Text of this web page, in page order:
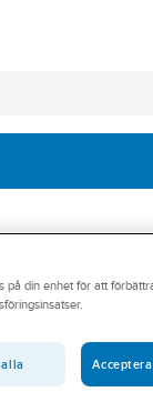
A106
A106
303119
45732
på din enhet för att